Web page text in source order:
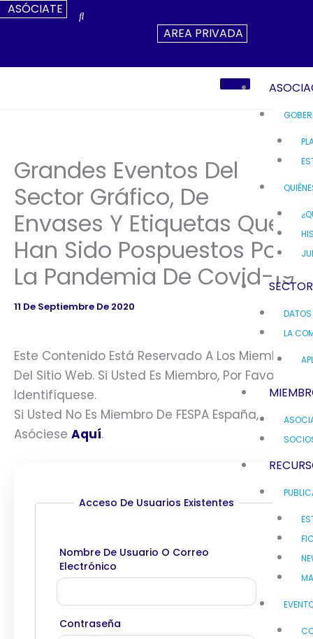
ASÓCIATE
AREA PRIVADA
SECTOR
LA
Grandes Eventos Del
Sector Gráfico, De
Envases Y Etiquetas Que
Han Sido Pospuestos Por
La Pandemia De Covid-19
11 De Septiembre De 2020
Este Contenido Está Reservado A Los Miembros
Del Sitio Web. Si Usted Es Miembro, Por Favor
Identifíquese.
Si Usted No Es Miembro De FESPA España,
Asóciese Aquí.
Acceso De Usuarios Existentes
Nombre De Usuario O Correo
Electrónico
Contraseña